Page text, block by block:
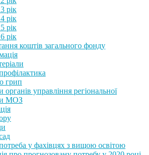
рік
рік
рік
рік
коштів загального фонду
грип
органів управління регіональної
МОЗ
у фахівцях з вищою освітою